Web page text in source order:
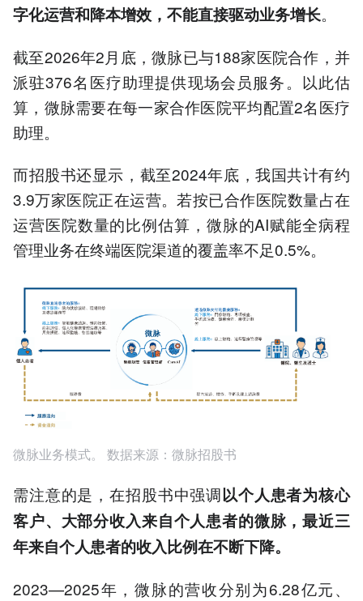
字化运营和降本增效，不能直接驱动业务增长。
截至2026年2月底，微脉已与188家医院合作，并
派驻376名医疗助理提供现场会员服务。以此估
算，微脉需要在每一家合作医院平均配置2名医疗
助理。
而招股书还显示，截至2024年底，我国共计有约
3.9万家医院正在运营。若按已合作医院数量占在
运营医院数量的比例估算，微脉的AI赋能全病程
管理业务在终端医院渠道的覆盖率不足0.5%。
微脉业务模式。 数据来源：微脉招股书
需注意的是，在招股书中强调以个人患者为核心
客户、大部分收入来自个人患者的微脉，最近三
年来自个人患者的收入比例在不断下降。
2023—2025年，微脉的营收分别为6.28亿元、